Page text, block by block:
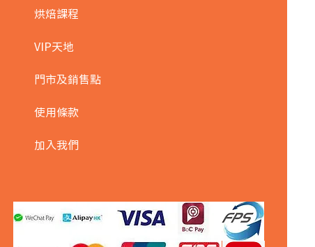
烘焙課程
VIP天地
門市及銷售點
使用條款
加入我們